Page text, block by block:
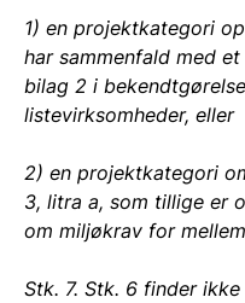
1) en projektkategori
har sammenfald med
bilag 2 i
listevirksomheder, eller
2) en projektkategori
3, litra a, som tillige er
om miljøkrav for
Stk. 7. Stk. 6 finder